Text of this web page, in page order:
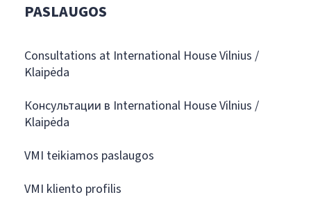
PASLAUGOS
Consultations at International House Vilnius /
Klaipėda
Консультации в International House Vilnius /
Klaipėda
VMI teikiamos paslaugos
VMI kliento profilis